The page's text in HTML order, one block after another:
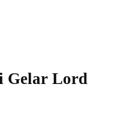
Gelar Lord